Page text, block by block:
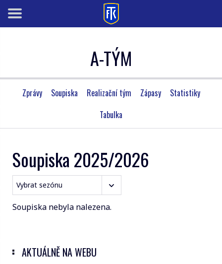
A-TÝM
Zprávy Soupiska Realizační tým Zápasy
Statistiky
Tabulka
Soupiska 2025/2026
Soupiska nebyla nalezena.
AKTUÁLNĚ NA WEBU